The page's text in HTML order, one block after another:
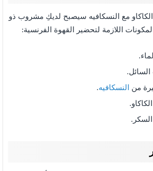
مع النسكافيه سيصبح لديكِ مشروب ذو
اللازمة لتحضير القهوة الفرنسية:
من
النسكافيه.